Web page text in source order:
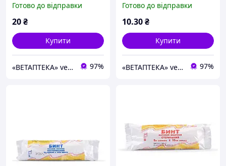
Готово до відправки
20₴
Купити
«ВЕТАПТЕКА» vetapteka.vinnica.ua 97%
Готово до відправки
10.30₴
Купити
«ВЕТАПТЕКА» vetapteka.vinnica.ua 97%